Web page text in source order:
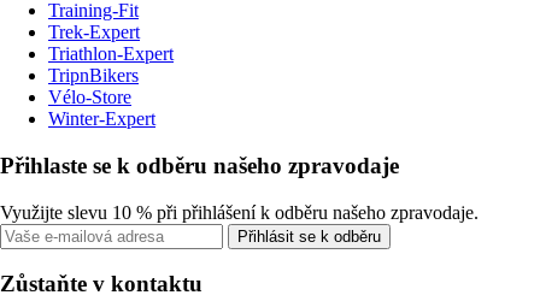
Training-Fit
Trek-Expert
Triathlon-Expert
TripnBikers
Vélo-Store
Winter-Expert
Přihlaste se k odběru našeho zpravodaje
Využijte slevu 10 % při přihlášení k odběru našeho zpravodaje.
Přihlásit se k odběru
Zůstaňte v kontaktu